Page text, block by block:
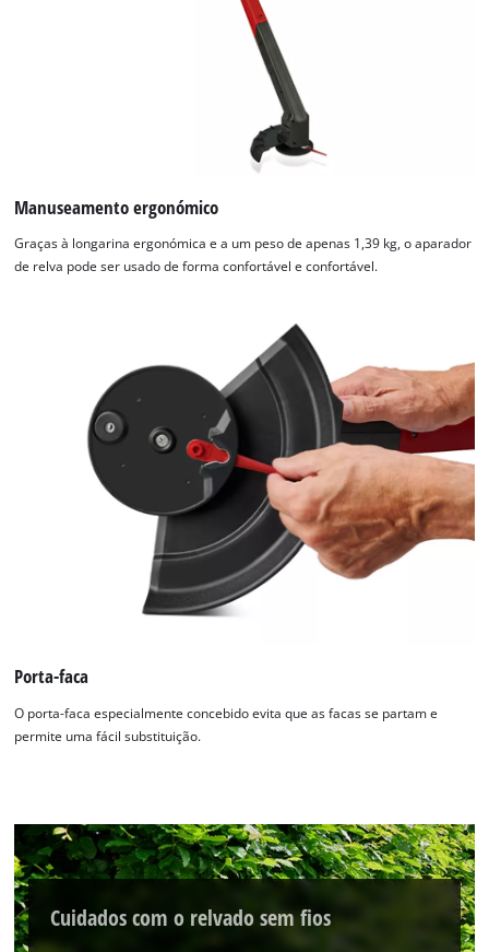
This content is not permitted to load due
to trackers that are not disclosed to the
Powered byUsercentrics Consent
Management Platform
Manuseamento ergonómico
Graças à longarina ergonómica e a um peso de apenas 1,39 kg, o aparador
de relva pode ser usado de forma confortável e confortável.
Porta-faca
O porta-faca especialmente concebido evita que as facas se partam e
permite uma fácil substituição.
Cuidados com o relvado sem fios